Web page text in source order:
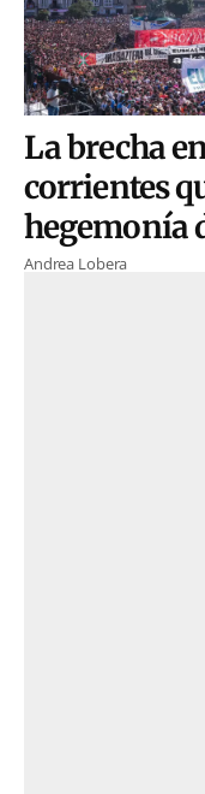
La brecha
corrientes
hegemonía
Andrea Lobera